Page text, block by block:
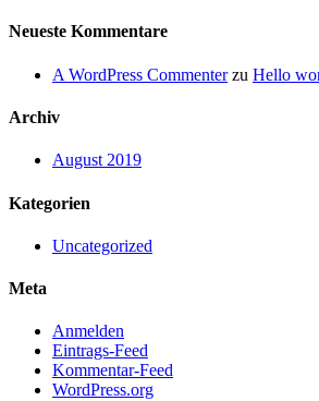
Neueste Kommentare
A WordPress Commenterzu Hello
Archiv
August 2019
Kategorien
Uncategorized
Meta
Anmelden
Eintrags-Feed
Kommentar-Feed
WordPress.org